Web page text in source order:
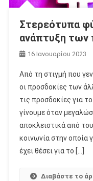
Στερεότυπα
ανάπτυξη των
16 Ιανουαρίου 2023
Από τη στιγμή που
οι προσδοκίες των
τις προσδοκίες για
γίνουμε όταν
αποκλειστικά από
κοινωνία στην οποία
έχει θέσει για το […]
Διαβάστε το